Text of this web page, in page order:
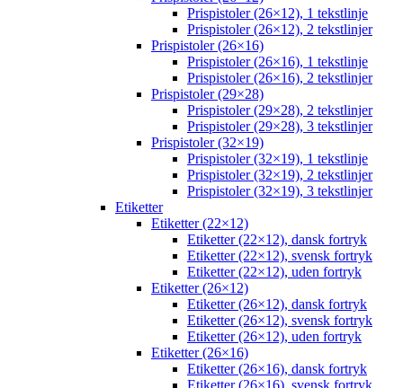
Prispistoler (26×12), 1 tekstlinje
Prispistoler (26×12), 2 tekstlinjer
Prispistoler (26×16)
Prispistoler (26×16), 1 tekstlinje
Prispistoler (26×16), 2 tekstlinjer
Prispistoler (29×28)
Prispistoler (29×28), 2 tekstlinjer
Prispistoler (29×28), 3 tekstlinjer
Prispistoler (32×19)
Prispistoler (32×19), 1 tekstlinje
Prispistoler (32×19), 2 tekstlinjer
Prispistoler (32×19), 3 tekstlinjer
Etiketter
Etiketter (22×12)
Etiketter (22×12), dansk fortryk
Etiketter (22×12), svensk fortryk
Etiketter (22×12), uden fortryk
Etiketter (26×12)
Etiketter (26×12), dansk fortryk
Etiketter (26×12), svensk fortryk
Etiketter (26×12), uden fortryk
Etiketter (26×16)
Etiketter (26×16), dansk fortryk
Etiketter (26×16), svensk fortryk